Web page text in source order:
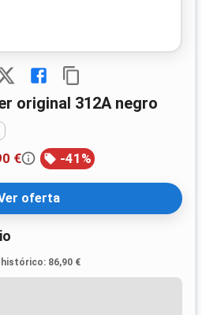
original 312A negro
€ -41 %
oferta
histórico: 86,90 €